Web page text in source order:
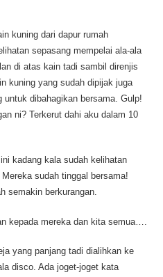
kuning dari dapur rumah
sepasang mempelai ala-ala
di atas kain tadi sambil direnjis
kuning yang sudah dipijak juga
untuk dibahagikan bersama. Gulp!
ni? Terkerut dahi aku dalam 10
kadang kala sudah kelihatan
sudah tinggal bersama!
semakin berkurangan.
kepada mereka dan kita semua….
yang panjang tadi dialihkan ke
disco. Ada joget-joget kata